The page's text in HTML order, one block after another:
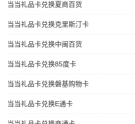
当当礼品卡兑换夏商百货
当当礼品卡兑换克里斯汀卡
当当礼品卡兑换中闽百货
当当礼品卡兑换85度卡
当当礼品卡兑换磐基购物卡
当当礼品卡兑换E通卡